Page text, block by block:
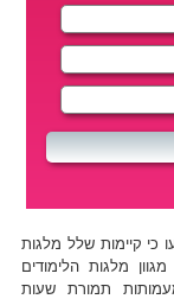
כי קיימות שלל מלגות
מלגות הלימודים
תמורת שעות